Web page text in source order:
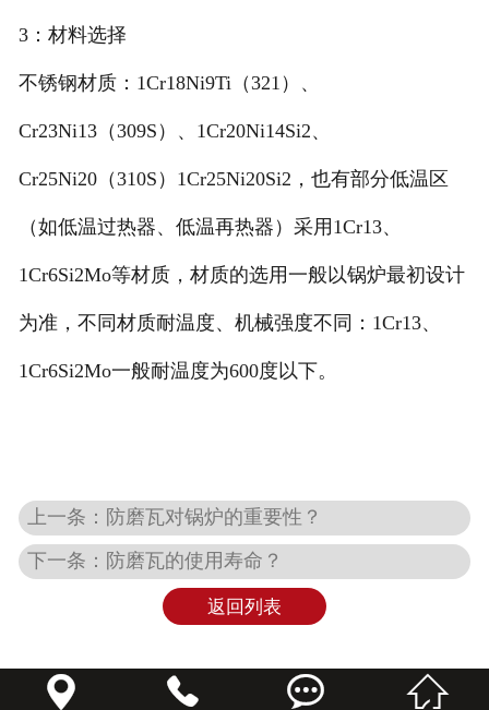
3：材料选择
不锈钢材质：1Cr18Ni9Ti（321）、
Cr23Ni13（309S）、1Cr20Ni14Si2、
Cr25Ni20（310S）1Cr25Ni20Si2，也有部分低温区
（如低温过热器、低温再热器）采用1Cr13、
1Cr6Si2Mo等材质，材质的选用一般以锅炉最初设计
为准，不同材质耐温度、机械强度不同：1Cr13、
1Cr6Si2Mo一般耐温度为600度以下。
上一条：防磨瓦对锅炉的重要性？
下一条：防磨瓦的使用寿命？
返回列表
   